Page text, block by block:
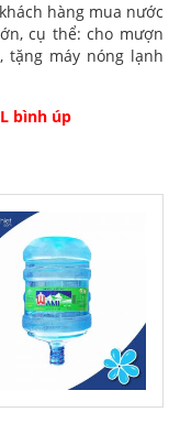
hàng mua nước
cụ thể: cho mượn
tặng máy nóng lạnh
bình úp